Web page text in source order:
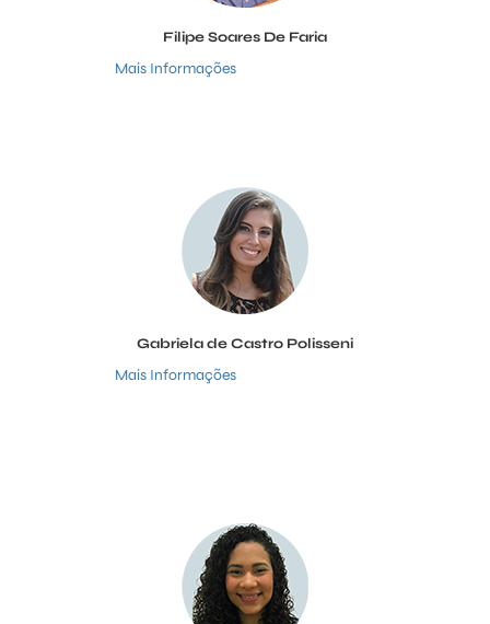
Filipe Soares De Faria
Mais Informações
Gabriela de Castro Polisseni
Mais Informações